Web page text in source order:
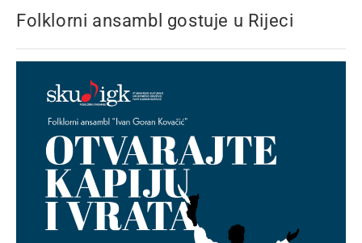
Folklorni ansambl gostuje u Rijeci